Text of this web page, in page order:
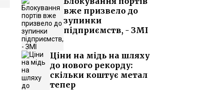
вже призвело до
зупинки
підприємств, - ЗМІ
Ціни на мідь на шляху
до нового рекорду:
скільки коштує метал
тепер